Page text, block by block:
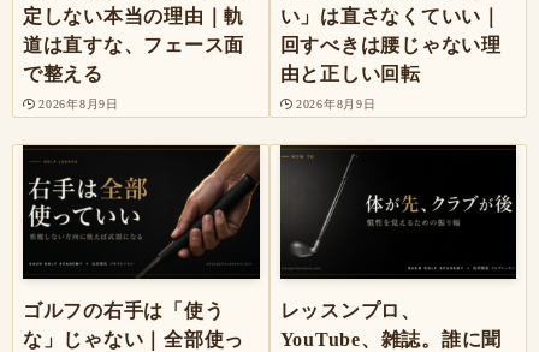
定しない本当の理由｜軌
道は直すな、フェース面
で整える
2026年8月9日
い」は直さなくていい｜
回すべきは腰じゃない理
由と正しい回転
2026年8月9日
ゴルフの右手は「使う
な」じゃない｜全部使っ
レッスンプロ、
YouTube、雑誌。誰に聞